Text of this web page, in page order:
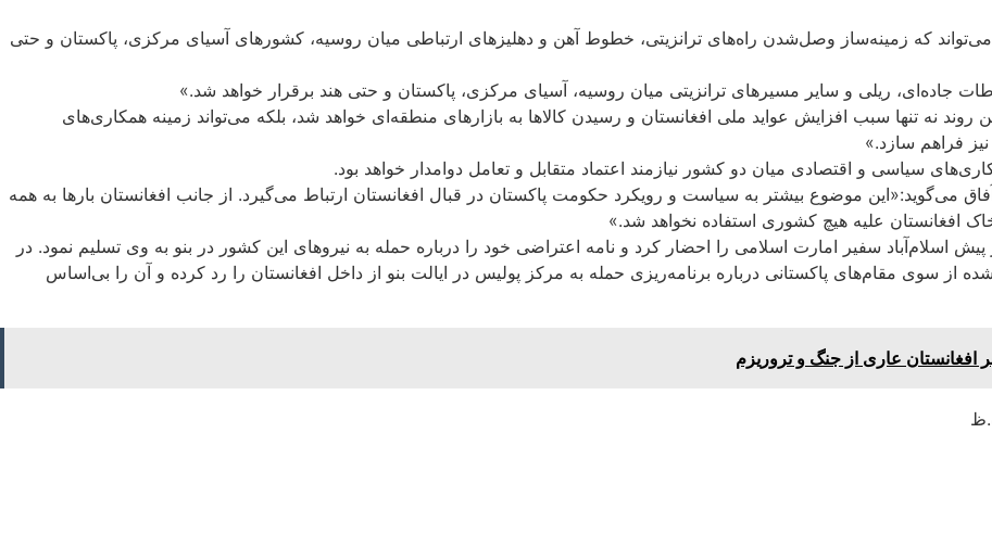
که زمینه‌ساز وصل‌شدن راه‌های ترانزیتی، خطوط آهن و دهلیزهای ارتباطی میان روسیه، کشورهای آسیای مرکزی، پاکستان و حتی
جاده‌ای، ریلی و سایر مسیرهای ترانزیتی میان روسیه، آسیای مرکزی، پاکستان و حتی هند برقرار خواهد شد.»
نه تنها سبب افزایش عواید ملی افغانستان و رسیدن کالاها به بازارهای منطقه‌ای خواهد شد، بلکه می‌تواند زمینه همکاری‌های
فراهم سازد.»
سیاسی و اقتصادی میان دو کشور نیازمند اعتماد متقابل و تعامل دوامدار خواهد بود.
می‌گوید:«این موضوع بیشتر به سیاست و رویکرد حکومت پاکستان در قبال افغانستان ارتباط می‌گیرد. از جانب افغانستان بارها به همه
افغانستان علیه هیچ کشوری استفاده نخواهد شد.»
سفیر امارت اسلامی را احضار کرد و نامه اعتراضی خود را درباره حمله به نیروهای این کشور در بنو به وی تسلیم نمود. در
از سوی مقام‌های پاکستانی درباره برنامه‌ریزی حمله به مرکز پولیس در ایالت بنو از داخل افغانستان را رد کرده و آن را بی‌اساس
عاری از جنگ و تروریزم